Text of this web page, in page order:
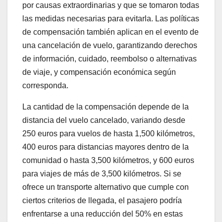
por causas extraordinarias y que se tomaron todas
las medidas necesarias para evitarla. Las políticas
de compensación también aplican en el evento de
una cancelación de vuelo, garantizando derechos
de información, cuidado, reembolso o alternativas
de viaje, y compensación económica según
corresponda.
La cantidad de la compensación depende de la
distancia del vuelo cancelado, variando desde
250 euros para vuelos de hasta 1,500 kilómetros,
400 euros para distancias mayores dentro de la
comunidad o hasta 3,500 kilómetros, y 600 euros
para viajes de más de 3,500 kilómetros. Si se
ofrece un transporte alternativo que cumple con
ciertos criterios de llegada, el pasajero podría
enfrentarse a una reducción del 50% en estas